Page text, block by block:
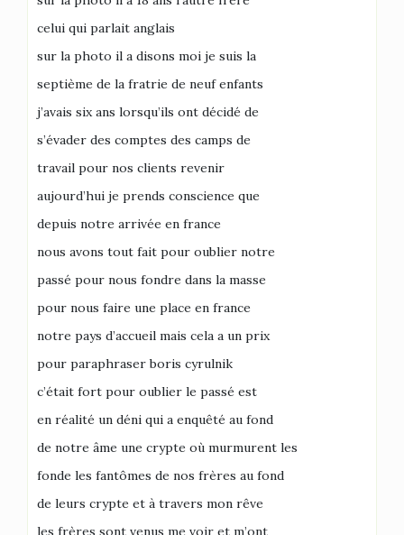
celui qui parlait anglais
sur la photo il a disons moi je suis la
septième de la fratrie de neuf enfants
j’avais six ans lorsqu’ils ont décidé de
s’évader des comptes des camps de
travail pour nos clients revenir
aujourd’hui je prends conscience que
depuis notre arrivée en france
nous avons tout fait pour oublier notre
passé pour nous fondre dans la masse
pour nous faire une place en france
notre pays d’accueil mais cela a un prix
pour paraphraser boris cyrulnik
c’était fort pour oublier le passé est
en réalité un déni qui a enquêté au fond
de notre âme une crypte où murmurent les
fonde les fantômes de nos frères au fond
de leurs crypte et à travers mon rêve
les frères sont venus me voir et m’ont